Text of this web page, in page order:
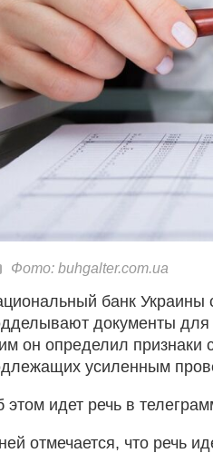
Фото: buhgalter.com.ua
банк Украины
документы для
он определил признаки
усиленным
этом идет речь в
отмечается, что речь